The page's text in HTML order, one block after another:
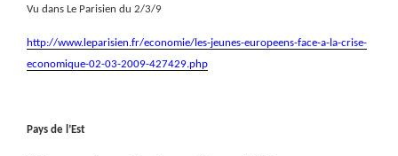
Vu dans Le Parisien du 2/3/9
http://www.leparisien.fr/economie/les-jeunes-europeens-face-a-la-crise-
economique-02-03-2009-427429.php
Pays de l’Est